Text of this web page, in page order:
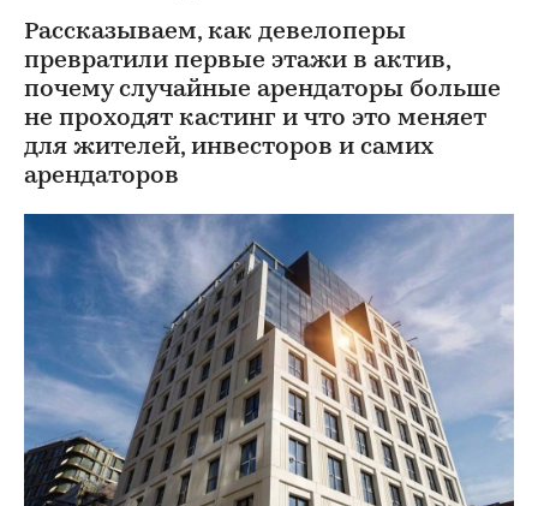
Рассказываем, как девелоперы
превратили первые этажи в актив,
почему случайные арендаторы больше
не проходят кастинг и что это меняет
для жителей, инвесторов и самих
арендаторов